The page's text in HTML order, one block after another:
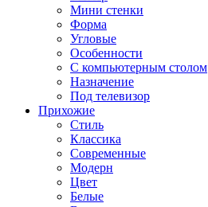
Мини стенки
Форма
Угловые
Особенности
С компьютерным столом
Назначение
Под телевизор
Прихожие
Стиль
Классика
Современные
Модерн
Цвет
Белые